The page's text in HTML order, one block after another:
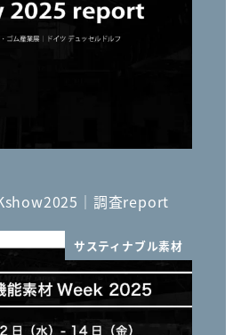
｜調査report
サスティナブル素材